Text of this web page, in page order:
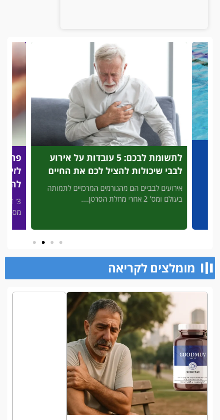
לתשומת לבכם: 5 עובדות על אירוע
לבבי שיכולות להציל לכם את החיים
אירועים לבביים הם מהגורמים המרכזיים לתמותה
בעולם ומס' 2 אחרי מחלת הסרטן....
3' דק
מסכן
מומלצים לקריאה​